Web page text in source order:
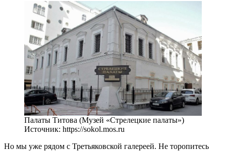
Палаты Титова (Музей «Стрелецкие палаты»)
Источник: https://sokol.mos.ru
Но мы уже рядом с Третьяковской галереей. Не торопитесь